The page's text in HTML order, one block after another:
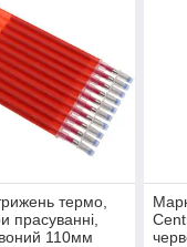
термо,
прасуванні,
110мм